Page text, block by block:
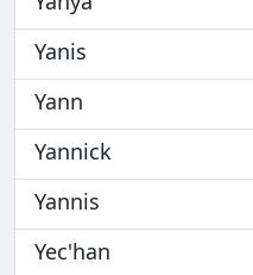
Yanis
Yann
Yannick
Yannis
Yec'han